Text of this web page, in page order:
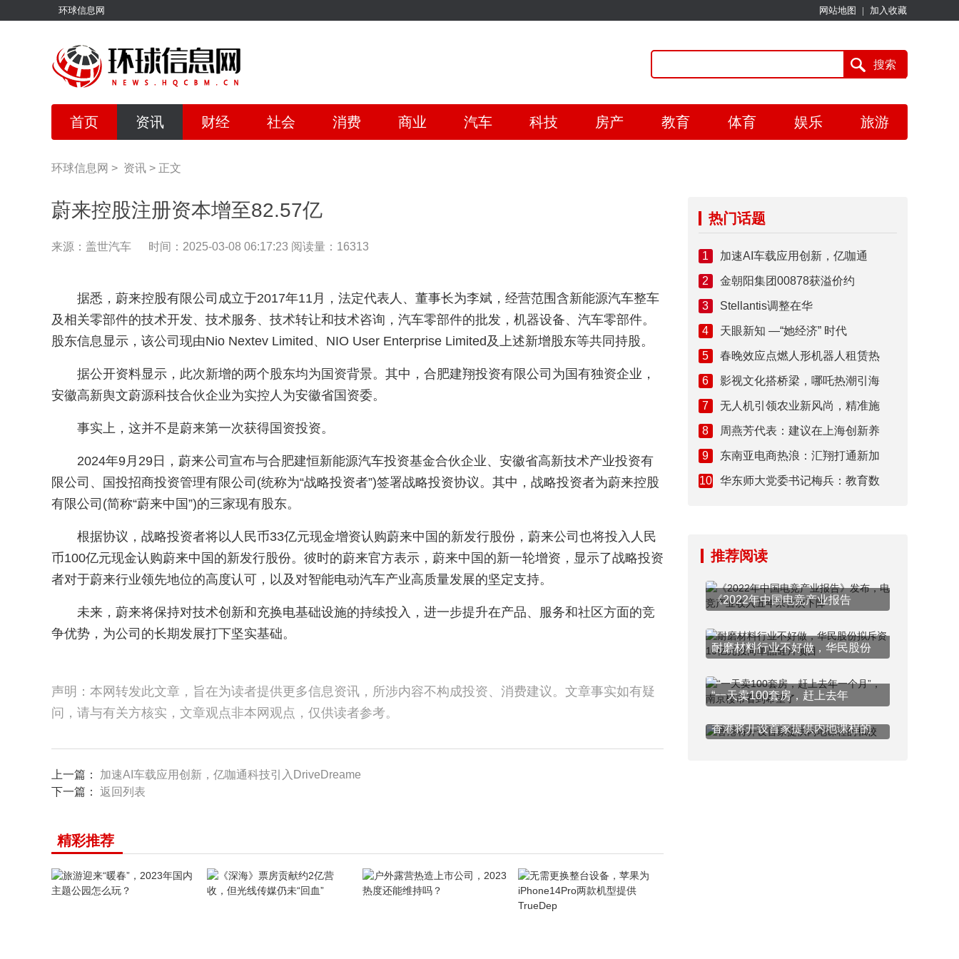
环球信息网 网站地图 | 加入收藏
首页 资讯 财经 社会 消费 商业 汽车 科技 房产 教育 体育 娱乐 旅游
环球信息网 > 资讯 > 正文
蔚来控股注册资本增至82.57亿
来源：盖世汽车 时间：2025-03-08 06:17:23 阅读量：16313
据悉，蔚来控股有限公司成立于2017年11月，法定代表人、董事长为李斌，经营范围含新能源汽车整车
及相关零部件的技术开发、技术服务、技术转让和技术咨询，汽车零部件的批发，机器设备、汽车零部件。
股东信息显示，该公司现由Nio Nextev Limited、NIO User Enterprise Limited及上述新增股东等共同持股。
据公开资料显示，此次新增的两个股东均为国资背景。其中，合肥建翔投资有限公司为国有独资企业，
安徽高新舆文蔚源科技合伙企业为实控人为安徽省国资委。
事实上，这并不是蔚来第一次获得国资投资。
2024年9月29日，蔚来公司宣布与合肥建恒新能源汽车投资基金合伙企业、安徽省高新技术产业投资有
限公司、国投招商投资管理有限公司(统称为“战略投资者”)签署战略投资协议。其中，战略投资者为蔚来控股
有限公司(简称“蔚来中国”)的三家现有股东。
根据协议，战略投资者将以人民币33亿元现金增资认购蔚来中国的新发行股份，蔚来公司也将投入人民
币100亿元现金认购蔚来中国的新发行股份。彼时的蔚来官方表示，蔚来中国的新一轮增资，显示了战略投资
者对于蔚来行业领先地位的高度认可，以及对智能电动汽车产业高质量发展的坚定支持。
未来，蔚来将保持对技术创新和充换电基础设施的持续投入，进一步提升在产品、服务和社区方面的竞
争优势，为公司的长期发展打下坚实基础。
声明：本网转发此文章，旨在为读者提供更多信息资讯，所涉内容不构成投资、消费建议。文章事实如有疑
问，请与有关方核实，文章观点非本网观点，仅供读者参考。
上一篇： 加速AI车载应用创新，亿咖通科技引入DriveDreame
下一篇： 返回列表
精彩推荐
热门话题
1 加速AI车载应用创新，亿咖通
2 金朝阳集团00878获溢价约
3 Stellantis调整在华
4 天眼新知 —“她经济” 时代
5 春晚效应点燃人形机器人租赁热
6 影视文化搭桥梁，哪吒热潮引海
7 无人机引领农业新风尚，精准施
8 周燕芳代表：建议在上海创新养
9 东南亚电商热浪：汇翔打通新加
10 华东师大党委书记梅兵：教育数
推荐阅读
《2022年中国电竞产业报告
耐磨材料行业不好做，华民股份
“一天卖100套房，赶上去年
香港将开设首家提供内地课程的